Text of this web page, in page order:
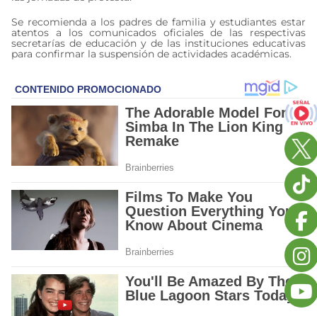
Se recomienda a los padres de familia y estudiantes estar
atentos a los comunicados oficiales de las respectivas
secretarías de educación y de las instituciones educativas
para confirmar la suspensión de actividades académicas.